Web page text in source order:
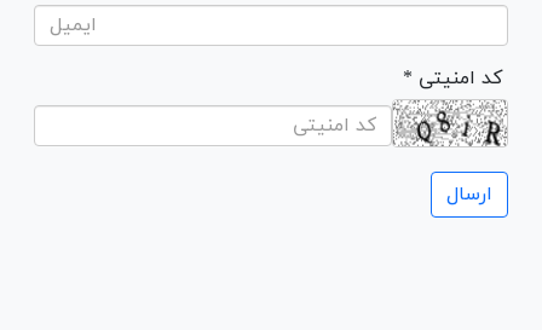
* کد امنیتی